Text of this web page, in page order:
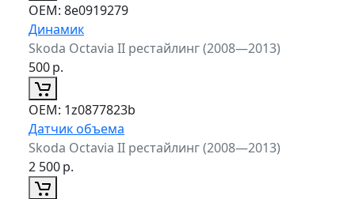
ОЕМ: 8e0919279
Динамик
Skoda Octavia II рестайлинг (2008—2013)
500р.
ОЕМ: 1z0877823b
Датчик объема
Skoda Octavia II рестайлинг (2008—2013)
2 500р.